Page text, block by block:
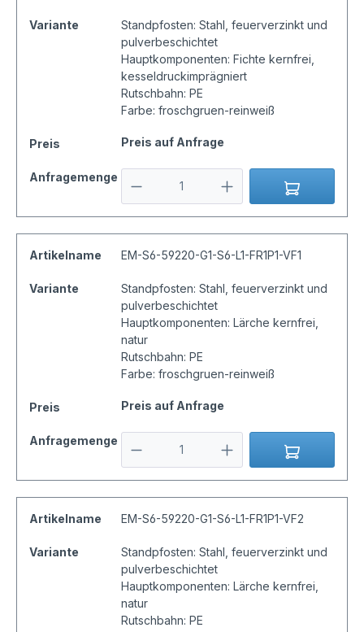
Variante
Standpfosten: Stahl, feuerverzinkt und
pulverbeschichtet
Hauptkomponenten: Fichte kernfrei,
kesseldruckimprägniert
Rutschbahn: PE
Farbe: froschgruen-reinweiß
Preis Preis auf Anfrage
Anfragemenge
Artikelname EM-S6-59220-G1-S6-L1-FR1P1-VF1
Variante
Standpfosten: Stahl, feuerverzinkt und
pulverbeschichtet
Hauptkomponenten: Lärche kernfrei,
natur
Rutschbahn: PE
Farbe: froschgruen-reinweiß
Preis Preis auf Anfrage
Anfragemenge
Artikelname EM-S6-59220-G1-S6-L1-FR1P1-VF2
Variante
Standpfosten: Stahl, feuerverzinkt und
pulverbeschichtet
Hauptkomponenten: Lärche kernfrei,
natur
Rutschbahn: PE